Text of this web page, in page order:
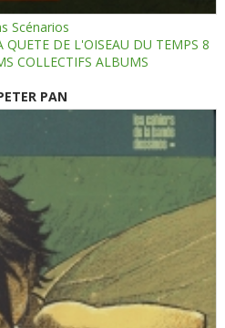
Scénarios
QUETE DE L'OISEAU DU TEMPS 8
COLLECTIFS ALBUMS
PAN